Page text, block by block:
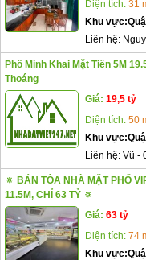
Diện tích: 31
Khu vực:
Liên hệ:
Phố Minh Khai Mặt Tiền 5M
Thoáng
Giá: 19,5 tỷ
Diện tích: 50
Khu vực:
Liên hệ: Vũ -
🔅 BÁN TÒA NHÀ MẶT PHỐ
11.5M, CHỈ 63 TỶ 🔅
Giá: 63 tỷ
Diện tích: 74
Khu vực: